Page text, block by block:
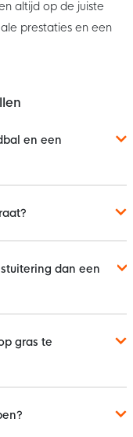
altijd op de juiste
prestaties en een
en een
dan een
gras te